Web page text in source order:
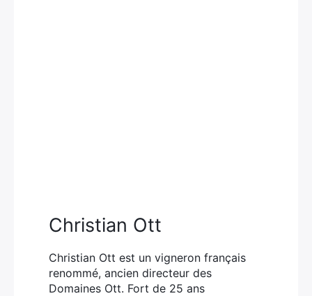
Christian Ott
Christian Ott est un vigneron français
renommé, ancien directeur des
Domaines Ott. Fort de 25 ans